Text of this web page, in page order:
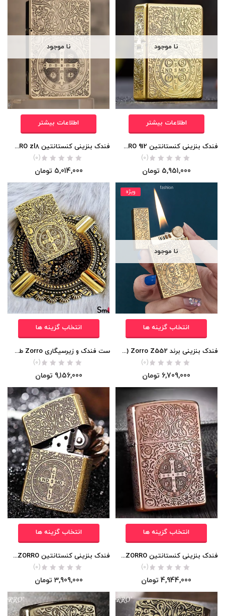
نا موجود
اطلاعات بیشتر
فندک بنزینی کنستانتین ZORRO 912 (حک 540 درجه) اورجینال
(0)
5,951,000 تومان
نا موجود
اطلاعات بیشتر
فندک بنزینی کنستانتین ZORRO zl8 (حک 540 درجه) اورجینال
(0)
5,014,000 تومان
ویژه
نا موجود
انتخاب گزینه ها
فندک بنزینی برند Zorro Z552 (صدای در سه بعدی) اورجینال
(0)
6,709,000 تومان
انتخاب گزینه ها
ست فندک و زیرسیگاری Zorro طرح Constantine اورجینال
(0)
9,156,000 تومان
انتخاب گزینه ها
فندک بنزینی کنستانتین ZORRO (جعبه فلزی / حک 540 درجه) بدنه مسی
(0)
4,944,000 تومان
انتخاب گزینه ها
فندک بنزینی کنستانتین ZORRO (حک 540 درجه) اورجینال
(0)
3,909,000 تومان